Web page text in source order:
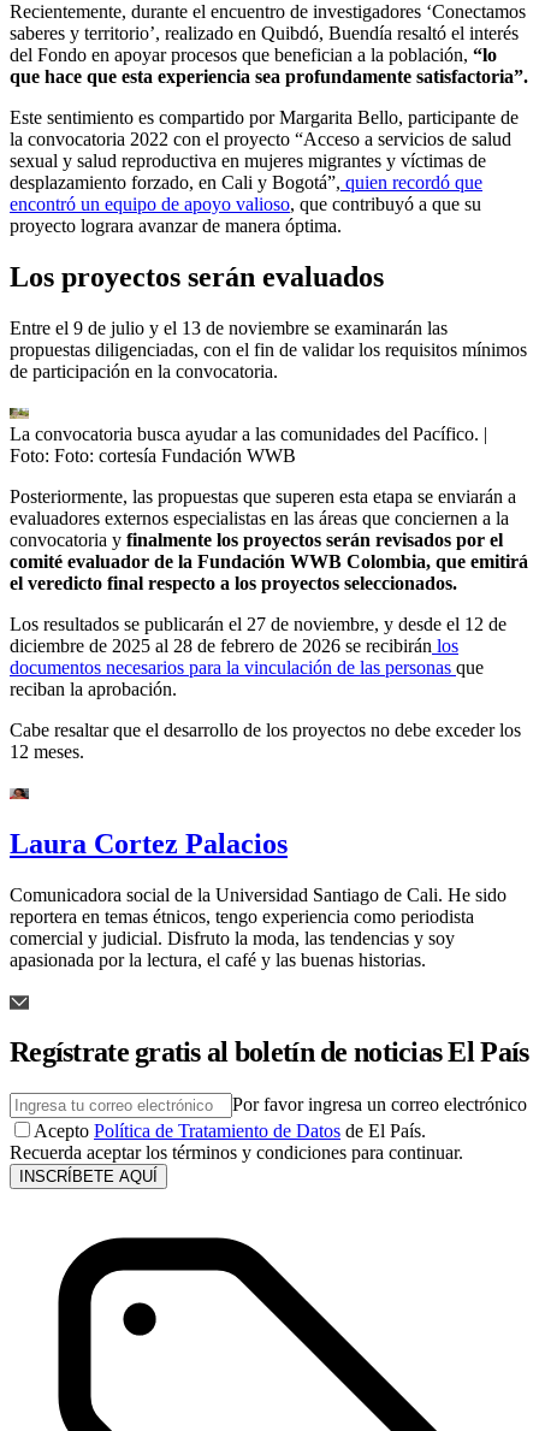
Recientemente, durante el encuentro de investigadores ‘Conectamos
saberes y territorio’, realizado en Quibdó, Buendía resaltó el interés
del Fondo en apoyar procesos que benefician a la población, “lo
que hace que esta experiencia sea profundamente satisfactoria”.
Este sentimiento es compartido por Margarita Bello, participante de
la convocatoria 2022 con el proyecto “Acceso a servicios de salud
sexual y salud reproductiva en mujeres migrantes y víctimas de
desplazamiento forzado, en Cali y Bogotá”, quien recordó que
encontró un equipo de apoyo valioso, que contribuyó a que su
proyecto lograra avanzar de manera óptima.
Los proyectos serán evaluados
Entre el 9 de julio y el 13 de noviembre se examinarán las
propuestas diligenciadas, con el fin de validar los requisitos mínimos
de participación en la convocatoria.
La convocatoria busca ayudar a las comunidades del Pacífico. |
Foto: Foto: cortesía Fundación WWB
Posteriormente, las propuestas que superen esta etapa se enviarán a
evaluadores externos especialistas en las áreas que conciernen a la
convocatoria y finalmente los proyectos serán revisados por el
comité evaluador de la Fundación WWB Colombia, que emitirá
el veredicto final respecto a los proyectos seleccionados.
Los resultados se publicarán el 27 de noviembre, y desde el 12 de
diciembre de 2025 al 28 de febrero de 2026 se recibirán los
documentos necesarios para la vinculación de las personas que
reciban la aprobación.
Cabe resaltar que el desarrollo de los proyectos no debe exceder los
12 meses.
Laura Cortez Palacios
Comunicadora social de la Universidad Santiago de Cali. He sido
reportera en temas étnicos, tengo experiencia como periodista
comercial y judicial. Disfruto la moda, las tendencias y soy
apasionada por la lectura, el café y las buenas historias.
Regístrate gratis al boletín de noticias El País
Por favor ingresa un correo electrónico
Acepto Política de Tratamiento de Datos de El País.
Recuerda aceptar los términos y condiciones para continuar.
INSCRÍBETE AQUÍ